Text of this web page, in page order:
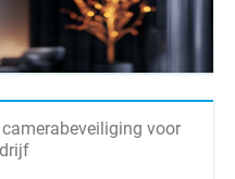
camerabeveiliging voor